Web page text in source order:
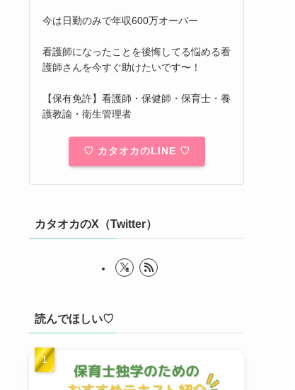
今は日勤のみで年収600万オーバー
看護師になったことを後悔してる悩める看
護師さんを今すぐ助けたいです〜！
【保有免許】看護師・保健師・保育士・養
護教諭・衛生管理者
♡ カタオカのLINE ♡
カタオカのX（Twitter）
読んでほしい♡